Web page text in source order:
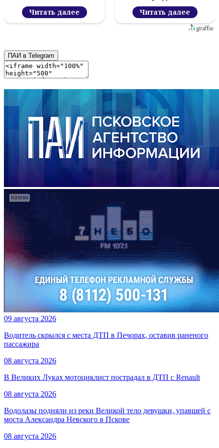
Читать далее Читать далее
ПАИ в Telegram
09 августа 2026
Водитель скрылся с места ДТП в Печорах, оставив раненого
пассажира
08 августа 2026
В Великих Луках мотоциклист пострадал в ДТП с Renault
08 августа 2026
Водолазы подняли из реки Великой тело девушки, упавшей с
моста Александра Невского в Пскове
08 августа 2026